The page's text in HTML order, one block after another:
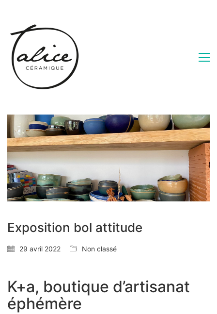
Exposition bol attitude
29 avril 2022 Non classé
K+a, boutique d’artisanat
éphémère